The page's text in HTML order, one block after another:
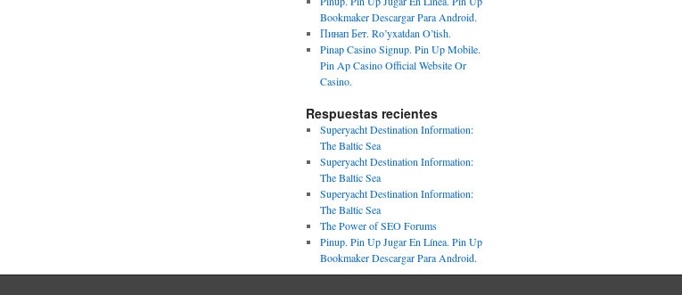
Bookmaker Descargar Para Android.
Пинап Бет. Ro’yxatdan O’tish.
Pinap Casino Signup. Pin Up Mobile.
Pin Ap Casino Official Website Or
Casino.
Respuestas recientes
Superyacht Destination Information:
The Baltic Sea
Superyacht Destination Information:
The Baltic Sea
Superyacht Destination Information:
The Baltic Sea
The Power of SEO Forums
Pinup. Pin Up Jugar En Línea. Pin Up
Bookmaker Descargar Para Android.